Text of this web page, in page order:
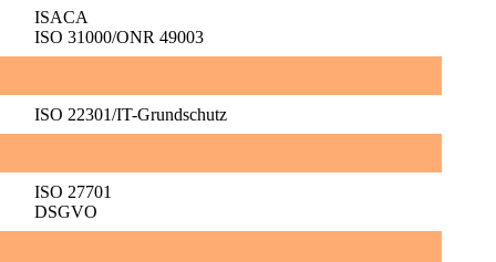
ISACA
ISO 31000/ONR 49003
ISO 22301/IT-Grundschutz
ISO 27701
DSGVO